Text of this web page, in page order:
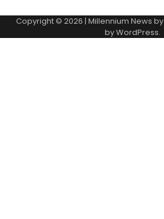
Copyright © 2026 | Millennium News by
byWordPress.